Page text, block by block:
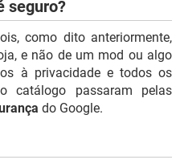
seguro?
como dito anteriormente,
e não de um mod ou algo
à privacidade e todos os
catálogo passaram pelas
do Google.